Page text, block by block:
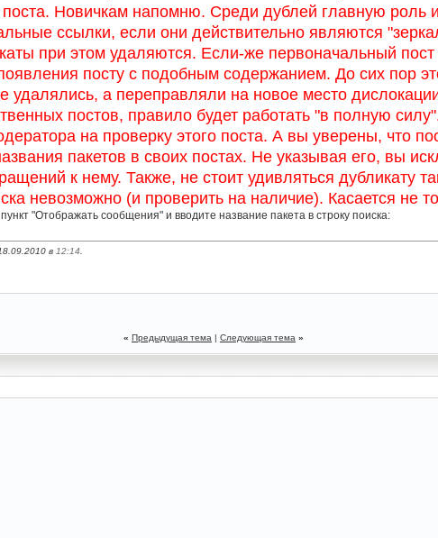
Новичкам напомню. Среди дублей главную роль
ссылки, если они действительно являются
при этом удаляются. Если-же первоначальный пост
посту с подобным содержанием. До сих пор
удалялись, а переправляли на новое место
постов, правило будет работать "в полную
на проверку этого поста. А вы уверены, что
пакетов в своих постах. Не указывая его, вы
к нему. Также, не стоит удивляться дубликату
невозможно (и проверить на наличие). Касается не
"Отображать сообщения" и вводите название пакета в строку поиска:
в 12:14
« Предыдущая тема | Следующая тема »